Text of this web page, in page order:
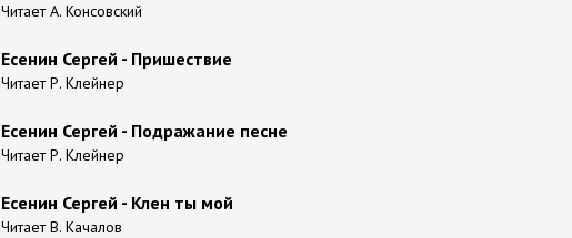
Читает А. Консовский
Есенин Сергей - Пришествие
Читает Р. Клейнер
Есенин Сергей - Подражание песне
Читает Р. Клейнер
Есенин Сергей - Клен ты мой
Читает В. Качалов